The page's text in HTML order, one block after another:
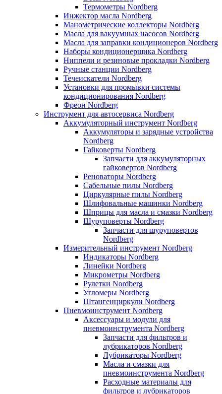
Термометры Nordberg
Инжектор масла Nordberg
Манометрические коллекторы Nordberg
Масла для вакуумных насосов Nordberg
Масла для заправки кондиционеров Nordberg
Наборы кондиционерщика Nordberg
Ниппели и резиновые прокладки Nordberg
Ручные станции Nordberg
Течеискатели Nordberg
Установки для промывки системы
кондиционирования Nordberg
Фреон Nordberg
Инструмент для автосервиса Nordberg
Аккумуляторный инструмент Nordberg
Аккумуляторы и зарядные устройства
Nordberg
Гайковерты Nordberg
Запчасти для аккумуляторных
гайковертов Nordberg
Реноваторы Nordberg
Сабельные пилы Nordberg
Циркулярные пилы Nordberg
Шлифовальные машинки Nordberg
Шприцы для масла и смазки Nordberg
Шуруповерты Nordberg
Запчасти для шуруповертов
Nordberg
Измерительный инструмент Nordberg
Индикаторы Nordberg
Линейки Nordberg
Микрометры Nordberg
Рулетки Nordberg
Угломеры Nordberg
Штангенциркули Nordberg
Пневмоинструмент Nordberg
Аксессуары и модули для
пневмоинструмента Nordberg
Запчасти для фильтров и
лубрикаторов Nordberg
Лубрикаторы Nordberg
Масла и смазки для
пневмоинструмента Nordberg
Расходные материалы для
фильтров и лубрикаторов